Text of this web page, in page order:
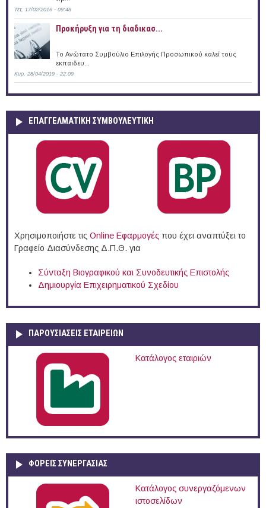
Τετ, 17/02/2016 - 09:48
Προκήρυξη για τη διαδικασ...
Το Ανώτατο Συμβούλιο Επιλογής Προσωπικού καλεί τους
εκπαιδευ...
Κυρ, 28/04/2019 - 22:09
ΕΠΑΓΓΕΛΜΑΤΙΚΉ ΣΥΜΒΟΥΛΕΥΤΙΚΉ
Χρησιμοποιήστε τις Online Eφαρμογές που έχει αναπτύξει το
Γραφείο Διασύνδεσης Δ.Π.Θ. για
Σύνταξη Βιογραφικού και Συνοδευτικής Επιστολής
Δημιουργία Επιχειρηματικού Σχεδίου
ΠΑΡΟΥΣΙΆΣΕΙΣ ΕΤΑΙΡΕΙΏΝ
Κατάλογος εταιριών
ΦΟΡΕΙΣ ΣΥΝΕΡΓΑΣΙΑΣ
Κατάλογος συνεργαζόμενων
ιστοσελίδων